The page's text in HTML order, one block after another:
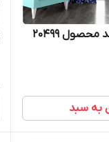
20499
به سبد